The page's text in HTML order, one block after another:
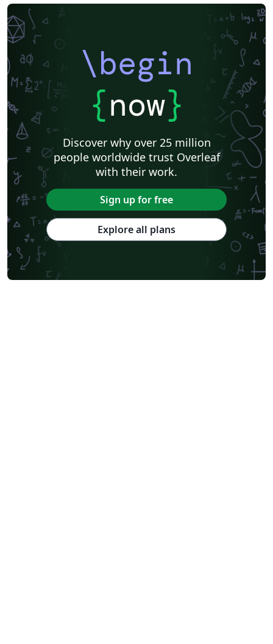
\begin
{now}
Discover why over 25 million
people worldwide trust Overleaf
with their work.
Sign up for free
Explore all plans